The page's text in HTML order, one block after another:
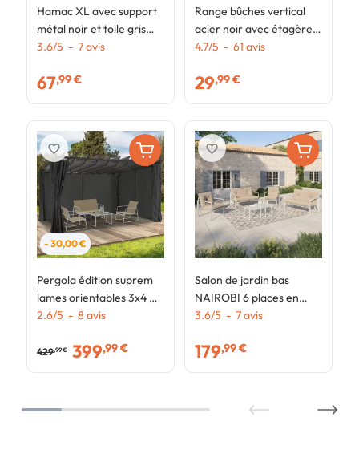
Hamac XL avec support
métal noir et toile gris
anthracite
3.6/5 - 7avis
67,99 €
- 30,00 €
Pergola édition suprem
lames orientables 3x4 M
et 4 rideaux gris
2.6/5 - 8 avis
429,99 € 399,99 €
favorite_border
Range bûches vertical
acier noir avec étagère
H.170 CM pour cheminée
4.7/5 - 61 avis
29,99 €
Salon de jardin bas
NAIROBI 6 places en
acier blanc et coussins
3.6/5 - 7avis
179,99 €
favorite_border